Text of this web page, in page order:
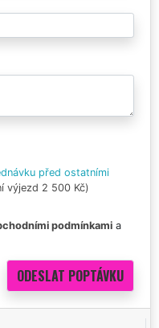
před ostatními
výjezd 2 500 Kč)
podmínkami a